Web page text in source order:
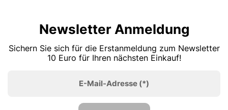
Newsletter Anmeldung
Sichern Sie sich für die Erstanmeldung zum Newsletter
10 Euro für Ihren nächsten Einkauf!
E-Mail-Adresse (*)